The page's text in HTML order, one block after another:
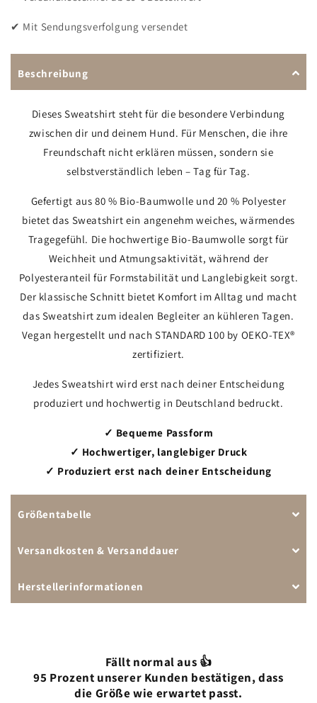
✔ Mit Sendungsverfolgung versendet
Beschreibung
Dieses Sweatshirt steht für die besondere Verbindung
zwischen dir und deinem Hund. Für Menschen, die ihre
Freundschaft nicht erklären müssen, sondern sie
selbstverständlich leben – Tag für Tag.
Gefertigt aus 80 % Bio-Baumwolle und 20 % Polyester
bietet das Sweatshirt ein angenehm weiches, wärmendes
Tragegefühl. Die hochwertige Bio-Baumwolle sorgt für
Weichheit und Atmungsaktivität, während der
Polyesteranteil für Formstabilität und Langlebigkeit sorgt.
Der klassische Schnitt bietet Komfort im Alltag und macht
das Sweatshirt zum idealen Begleiter an kühleren Tagen.
Vegan hergestellt und nach STANDARD 100 by OEKO-TEX®
zertifiziert.
Jedes Sweatshirt wird erst nach deiner Entscheidung
produziert und hochwertig in Deutschland bedruckt.
✓ Bequeme Passform
✓ Hochwertiger, langlebiger Druck
✓ Produziert erst nach deiner Entscheidung
Größentabelle
Versandkosten & Versanddauer
Herstellerinformationen
Fällt normal aus 👍
95 Prozent unserer Kunden bestätigen, dass
die Größe wie erwartet passt.